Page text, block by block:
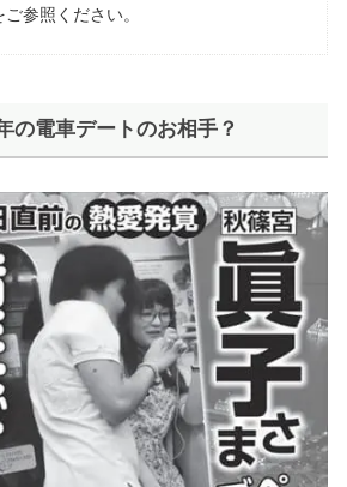
ご参照ください。
の電車デートのお相手？